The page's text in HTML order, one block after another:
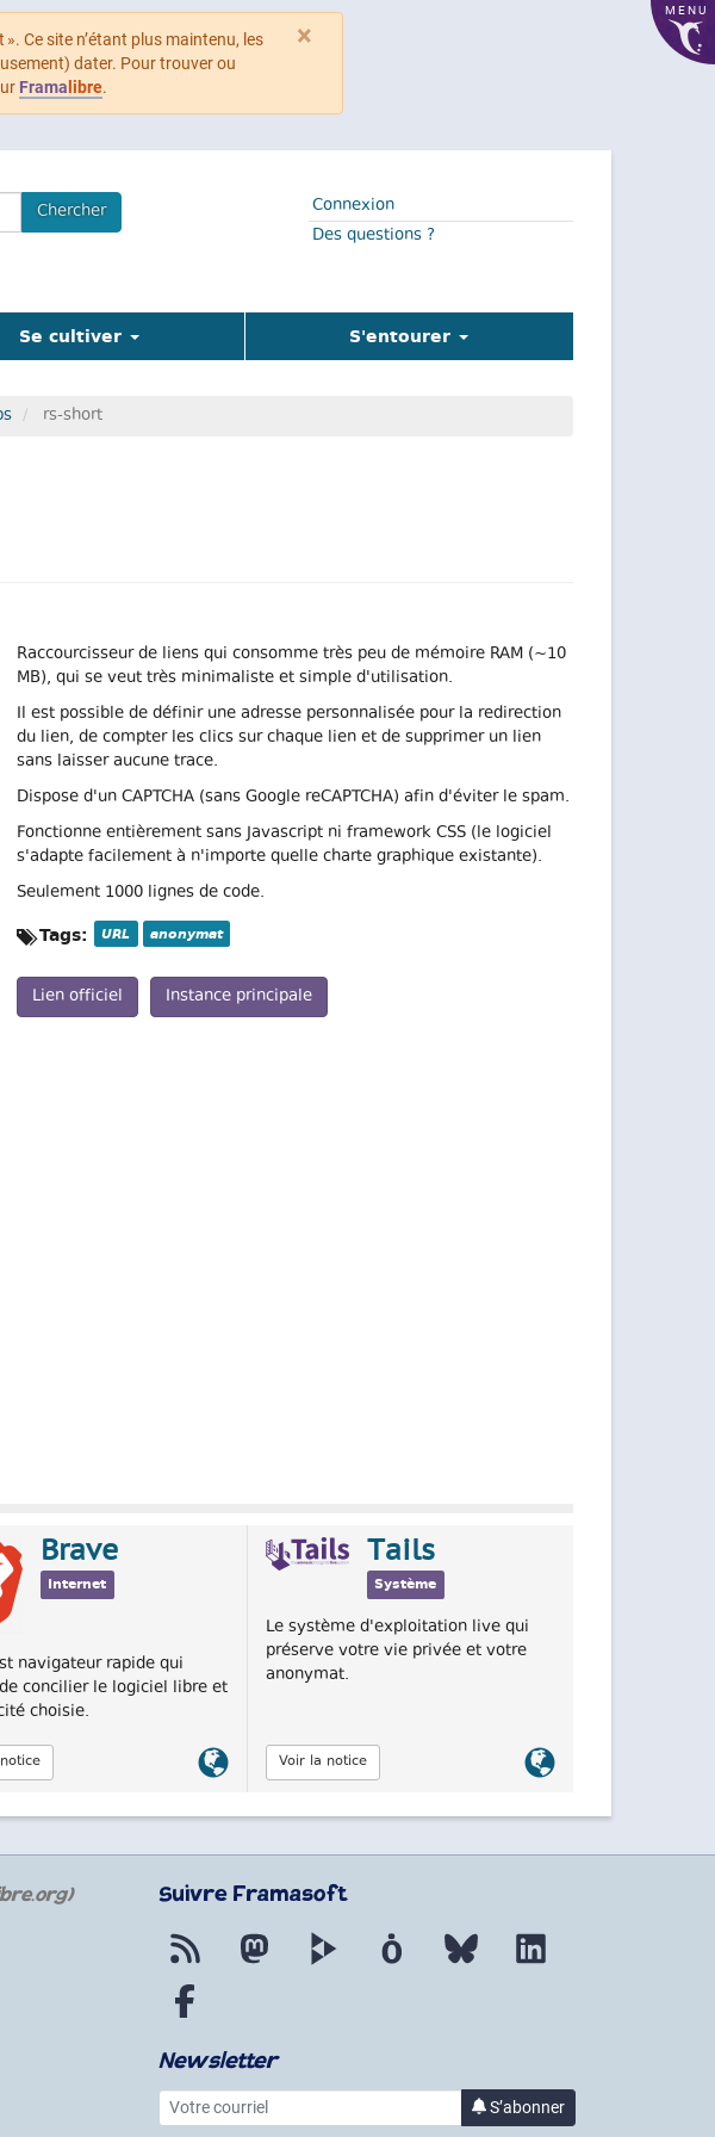
×
Ce site n’étant plus maintenu, les
dater. Pour trouver ou
Frama libre.
MENU
Chercher
Connexion
Des questions ?
Se cultiver S'entourer
rs-short
Raccourcisseur de liens qui consomme très peu de mémoire RAM (~10
MB), qui se veut très minimaliste et simple d'utilisation.
Il est possible de définir une adresse personnalisée pour la redirection
du lien, de compter les clics sur chaque lien et de supprimer un lien
sans laisser aucune trace.
Dispose d'un CAPTCHA (sans Google reCAPTCHA) afin d'éviter le spam.
Fonctionne entièrement sans Javascript ni framework CSS (le logiciel
s'adapte facilement à n'importe quelle charte graphique existante).
Seulement 1000 lignes de code.
Tags: URL anonymat
Lien officiel Instance principale
Brave
Internet
navigateur rapide qui
concilier le logiciel libre et
choisie.
Lien
officiel
Tails
Système
Le système d'exploitation live qui
préserve votre vie privée et votre
anonymat.
Voir la notice
Lien
Suivre Framasoft
Flux RSS Mastodon PeerTube Mobilizon Bluesky
Newsletter
Votre courriel
S’abonner
à la lettre d’informations